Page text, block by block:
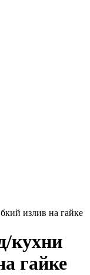
излив на гайке
кухни
гайке